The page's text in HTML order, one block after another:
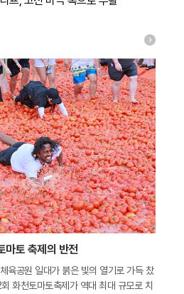
마토 축제의 반전
육공원 일대가 붉은 빛의 열기로 가득 찼
화천토마토축제가 역대 최대 규모로 치